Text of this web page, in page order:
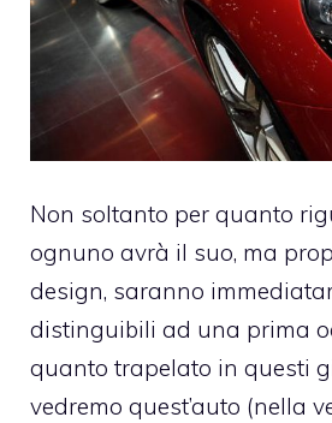
Non soltanto per quanto
ognuno avrà il suo, ma
design, saranno
distinguibili ad una prima
quanto trapelato in questi
vedremo quest’auto (nella